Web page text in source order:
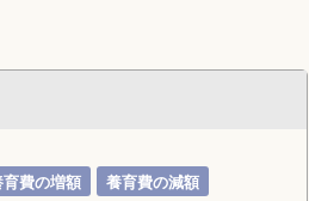
費の増額
養育費の減額